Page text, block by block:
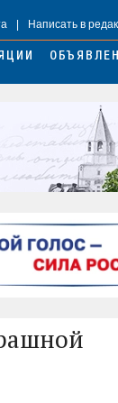
Написать в